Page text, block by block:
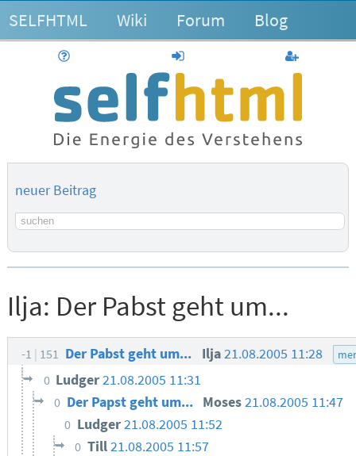
SELFHTML Wiki Forum Blog
anmelden
neuer Beitrag
Suchbegriff
Ilja: Der Pabst geht um...
-1 151 Der Pabst geht um... Ilja21.08.2005 11:28
0 Ludger21.08.2005 11:31
0 Der Papst geht um... Moses21.08.2005 11:47
0 Ludger21.08.2005 11:52
0 Till21.08.2005 11:57